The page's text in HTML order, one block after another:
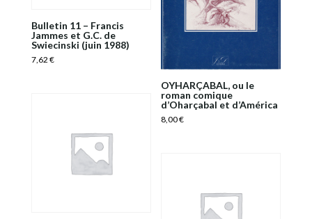
Bulletin 11 – Francis
Jammes et G.C. de
Swiecinski (juin 1988)
7,62 €
OYHARÇABAL, ou le
roman comique
d’Oharçabal et d’América
8,00€